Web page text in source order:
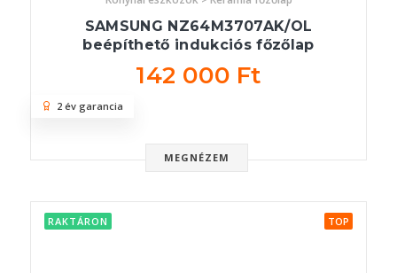
SAMSUNG NZ64M3707AK/OL
beépíthető indukciós főzőlap
142 000 Ft
MEGNÉZEM
2 év garancia
RAKTÁRON TOP